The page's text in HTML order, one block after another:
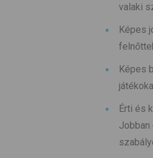
valaki
Képes
Képes
Érti és
Jobban